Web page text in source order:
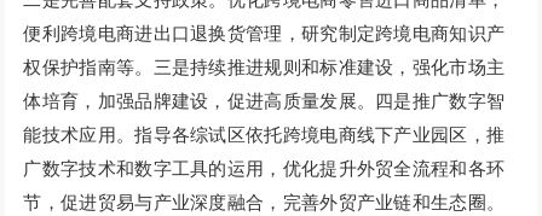
便利跨境电商进出口退换货管理，研究制定跨境电商知识产
权保护指南等。三是持续推进规则和标准建设，强化市场主
体培育，加强品牌建设，促进高质量发展。四是推广数字智
能技术应用。指导各综试区依托跨境电商线下产业园区，推
广数字技术和数字工具的运用，优化提升外贸全流程和各环
节，促进贸易与产业深度融合，完善外贸产业链和生态圈。